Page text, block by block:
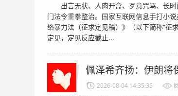
出言无状、人肉开盒、歹意咒骂、长
门法令重拳整治。国家互联网信息手打小
络暴力法（征求定见稿）》（以下简称“征
定见，定见反应截止...
佩泽希齐扬：伊朗将
2026-08-04 14:35:35